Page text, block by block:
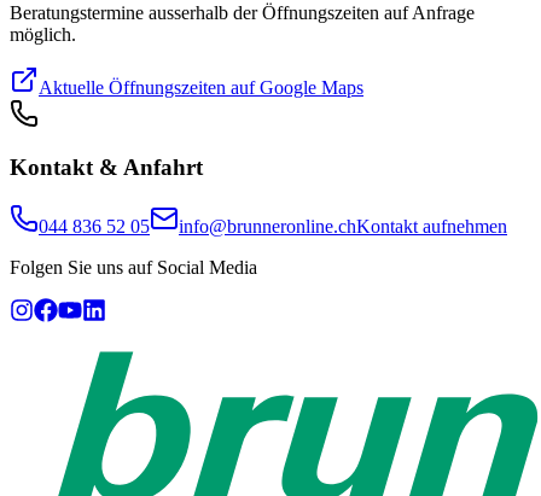
Beratungstermine ausserhalb der Öffnungszeiten auf Anfrage
möglich.
Aktuelle Öffnungszeiten auf Google Maps
Kontakt & Anfahrt
044 836 52 05 info@brunneronline.chKontakt aufnehmen
Folgen Sie uns auf Social Media